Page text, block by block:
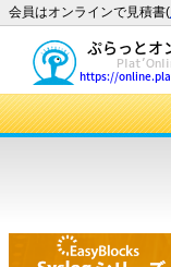
会員はオンラインで見積書(